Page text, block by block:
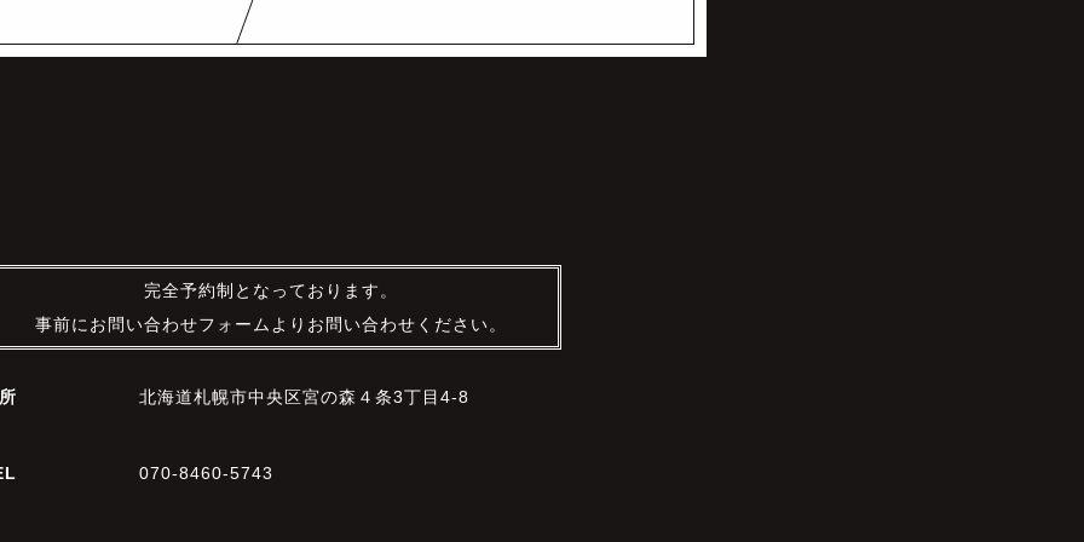
完全予約制となっております。
事前にお問い合わせフォームよりお問い合わせください。
北海道札幌市中央区宮の森４条3丁目4-8
070-8460-5743